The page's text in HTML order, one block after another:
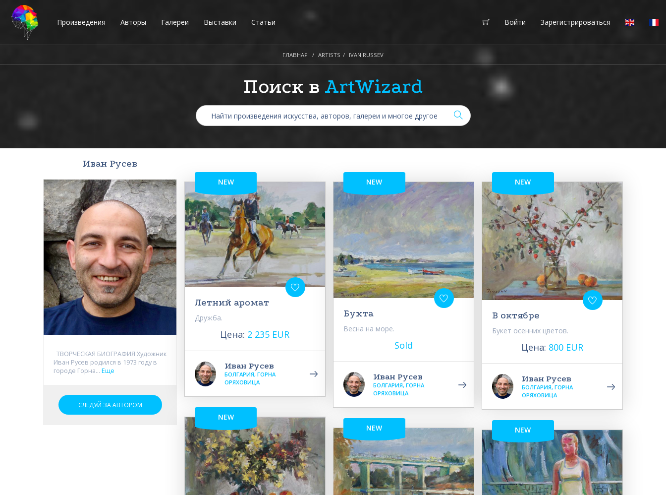
Произведения Авторы Галереи Выставки Статьи Войти Зарегистрироваться
ГЛАВНАЯ ARTISTS IVAN RUSSEV
Поиск в ArtWizard
Иван Русев
ТВОРЧЕСКАЯ БИОГРАФИЯ Художник
Иван Русев родился в 1973 году в
городе Горна... Еще
СЛЕДУЙ ЗА АВТОРОМ
NEW
Летний аромат
Дружба.
Цена: 2 235 EUR
Иван Русев
БОЛГАРИЯ, ГОРНА
ОРЯХОВИЦА
NEW
NEW
Бухта
Весна на море.
Sold
Иван Русев
БОЛГАРИЯ, ГОРНА
ОРЯХОВИЦА
NEW
NEW
В октябре
Букет осенних цветов.
Цена: 800 EUR
Иван Русев
БОЛГАРИЯ, ГОРНА
ОРЯХОВИЦА
NEW